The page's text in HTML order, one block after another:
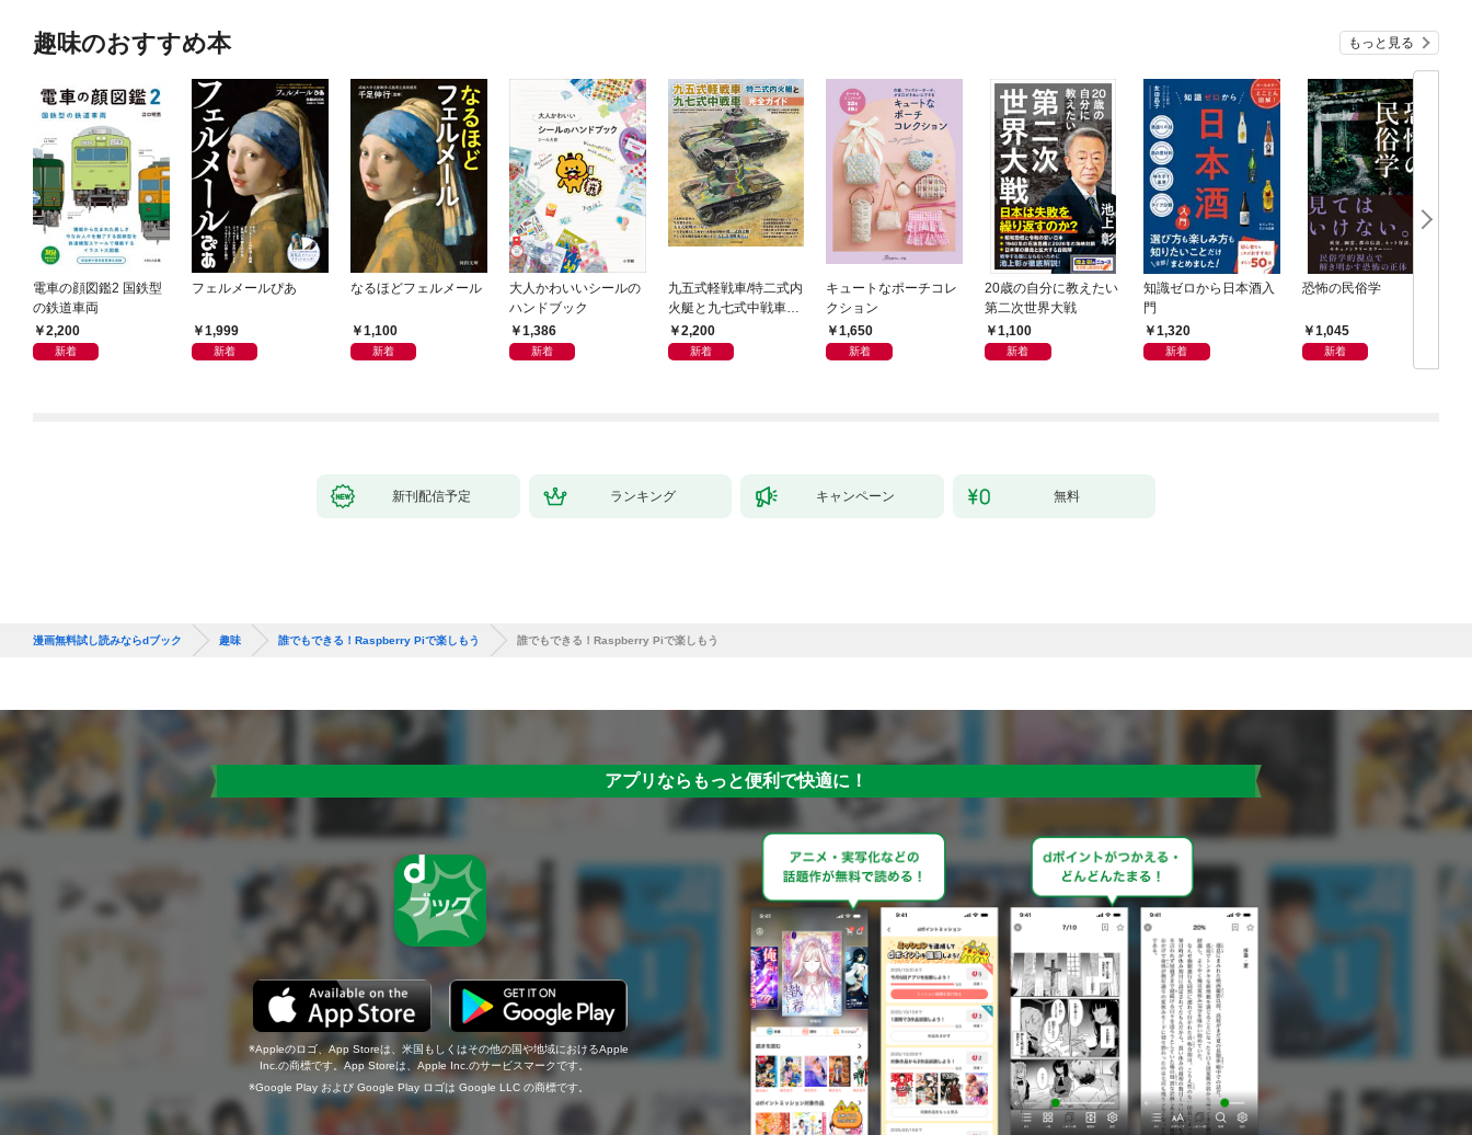
趣味のおすすめ本 もっと見る
電車の顔図鑑2 国鉄型
の鉄道車両
2,200
新着
フェルメールぴあ
1,999
新着
なるほどフェルメール
1,100
新着
大人かわいいシールの
ハンドブック
1,386
新着
九五式軽戦車/特二式内
火艇と九七式中戦車完
全ガイド
2,200
新着
キュートなポーチコレ
クション
1,650
新着
20歳の自分に教えたい
第二次世界大戦
1,100
新着
知識ゼロから日本酒入
門
1,320
新着
恐怖の民俗学
1,045
新着
新刊配信予定 ランキング キャンペーン 無料
漫画無料試し読みならdブック 趣味 誰でもできる！Raspberry Piで楽しもう 誰でもできる！Raspberry Piで楽しもう
アプリならもっと便利で快適に！
Appleのロゴ、App Storeは、米国もしくはその他の国や地域におけるApple
Inc.の商標です。App Storeは、Apple Inc.のサービスマークです。
Google Play および Google Play ロゴは Google LLC の商標です。